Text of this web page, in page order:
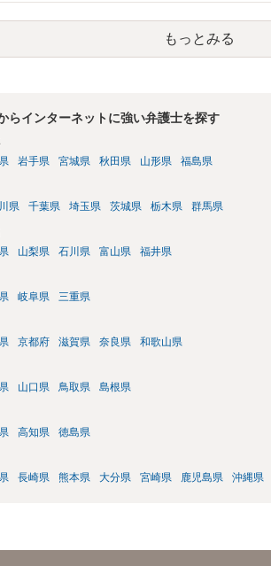
もっとみる
らインターネットに強い弁護士を探す
岩手県 宮城県 秋田県 山形県 福島県
県 千葉県 埼玉県 茨城県 栃木県 群馬県
山梨県 石川県 富山県 福井県
岐阜県 三重県
京都府 滋賀県 奈良県 和歌山県
山口県 鳥取県 島根県
高知県 徳島県
長崎県 熊本県 大分県 宮崎県 鹿児島県 沖縄県